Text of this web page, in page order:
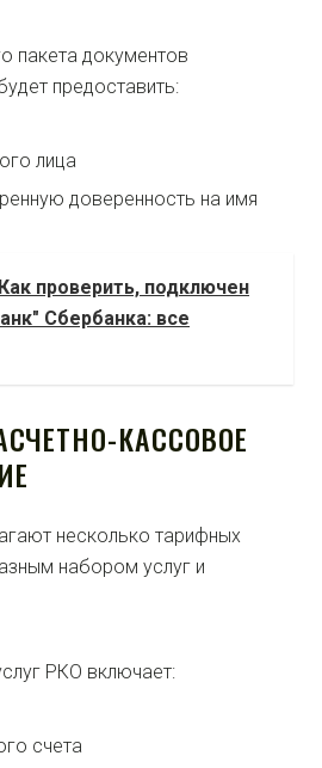
пакета документов
предоставить:
лица
доверенность на имя
Как проверить, подключен
Сбербанка: все
КАССОВОЕ
несколько тарифных
набором услуг и
РКО включает:
счета